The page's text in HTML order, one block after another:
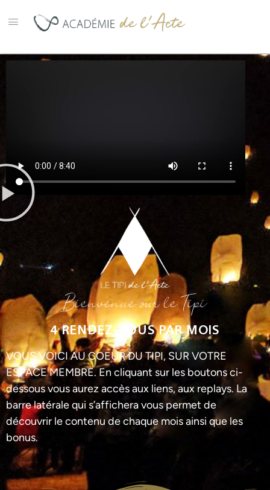
Les archives du TIPI
Bienvenue sur le Tipi
4 RENDEZ-VOUS PAR MOIS
VOUS VOICI AU COEUR DU TIPI, SUR VOTRE
ESPACE MEMBRE. En cliquant sur les boutons ci-
dessous vous aurez accès aux liens, aux replays. La
barre latérale qui s’affichera vous permet de
découvrir le contenu de chaque mois ainsi que les
bonus.